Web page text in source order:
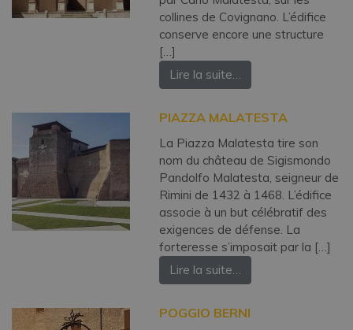
collines de Covignano. L’édifice
conserve encore une structure
[…]
Lire la suite…
PIAZZA MALATESTA
La Piazza Malatesta tire son
nom du château de Sigismondo
Pandolfo Malatesta, seigneur de
Rimini de 1432 à 1468. L’édifice
associe à un but célébratif des
exigences de défense. La
forteresse s’imposait par la […]
Lire la suite…
POGGIO BERNI